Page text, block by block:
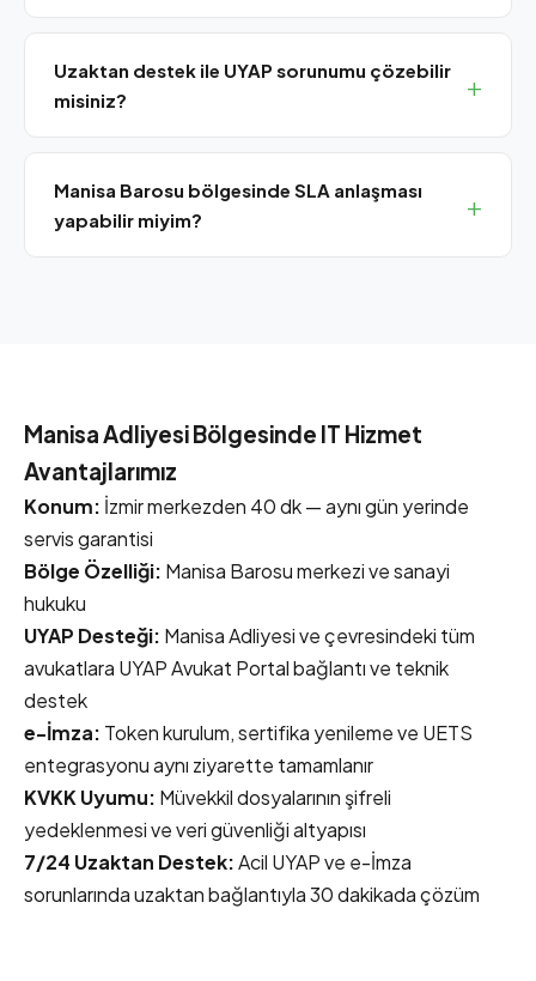
Uzaktan destek ile UYAP sorunumu çözebilir
misiniz?
çözüyoruz.
Manisa Barosu bölgesinde SLA anlaşması
yapabilir miyim?
Manisa Adliyesi Bölgesinde IT Hizmet
Avantajlarımız
Konum: İzmir merkezden 40 dk — aynı gün yerinde
servis garantisi
Bölge Özelliği: Manisa Barosu merkezi ve sanayi
hukuku
UYAP Desteği: Manisa Adliyesi ve çevresindeki tüm
avukatlara UYAP Avukat Portal bağlantı ve teknik
destek
e-İmza: Token kurulum, sertifika yenileme ve UETS
entegrasyonu aynı ziyarette tamamlanır
KVKK Uyumu: Müvekkil dosyalarının şifreli
yedeklenmesi ve veri güvenliği altyapısı
7/24 Uzaktan Destek:Acil UYAP ve e-İmza
sorunlarında uzaktan bağlantıyla 30 dakikada çözüm